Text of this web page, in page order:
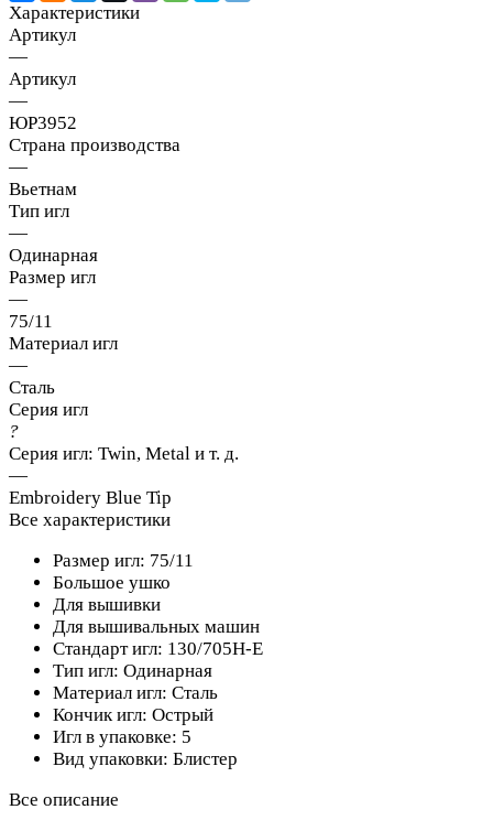
Характеристики
Артикул
—
Артикул
—
ЮР3952
Страна производства
—
Вьетнам
Тип игл
—
Одинарная
Размер игл
—
75/11
Материал игл
—
Сталь
Серия игл
?
Серия игл: Twin, Metal и т. д.
—
Embroidery Blue Tip
Все характеристики
Размер игл: 75/11
Большое ушко
Для вышивки
Для вышивальных машин
Стандарт игл: 130/705H-E
Тип игл: Одинарная
Материал игл: Сталь
Кончик игл: Острый
Игл в упаковке: 5
Вид упаковки: Блистер
Все описание